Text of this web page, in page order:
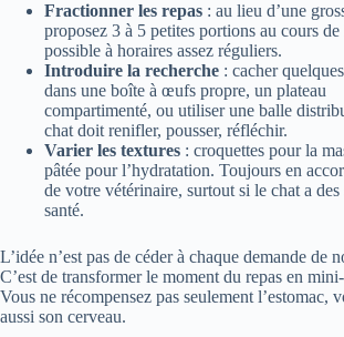
Fractionner les repas : au lieu d’une
proposez 3 à 5 petites portions au cours
possible à horaires assez réguliers.
Introduire la recherche : cacher
dans une boîte à œufs propre, un plateau
compartimenté, ou utiliser une balle
chat doit renifler, pousser, réfléchir.
Varier les textures : croquettes pour la
pâtée pour l’hydratation. Toujours en
de votre vétérinaire, surtout si le chat a des
santé.
L’idée n’est pas de céder à chaque demande de
C’est de transformer le moment du repas en
Vous ne récompensez pas seulement l’estomac,
aussi son cerveau.